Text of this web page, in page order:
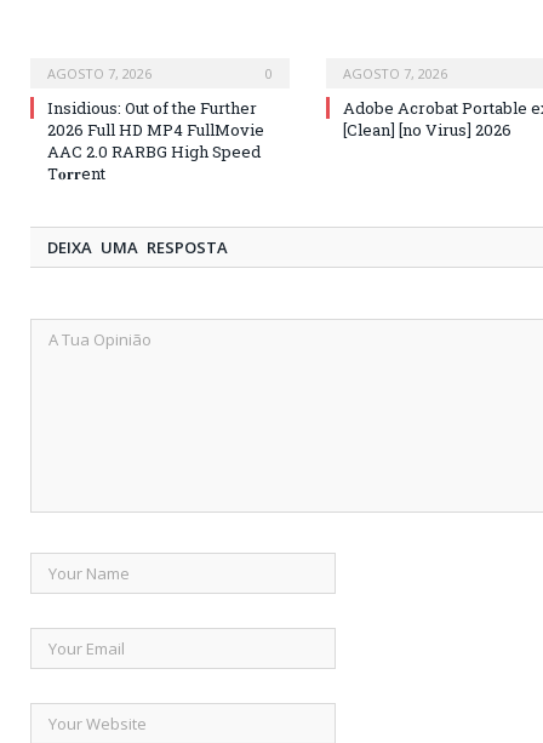
AGOSTO 7, 2026 0
Insidious: Out of the Further
2026 Full HD MP4 FullMovie
AAC 2.0 RARBG High Speed
T𝐨𝐫𝐫ent
AGOSTO 7, 2026
Adobe Acrobat Portable
[Clean] [no Virus] 2026
DEIXA UMA RESPOSTA